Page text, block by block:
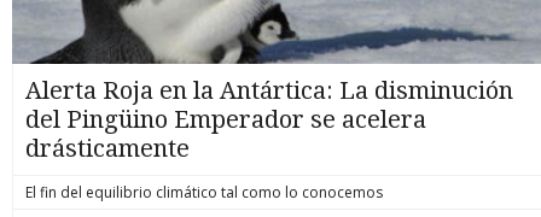
Alerta Roja en la Antártica: La disminución
del Pingüino Emperador se acelera
drásticamente
El fin del equilibrio climático tal como lo conocemos